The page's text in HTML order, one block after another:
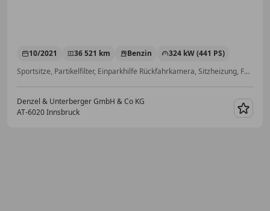
10/2021 36 521 km Benzin
324 kW (441 PS)
Sportsitze, Partikelfilter, Einparkhilfe Rückfahrkamera, Sitzheizung, Fahrerairbag, Apple CarPlay, Soundsystem, Beifahrerairbag
Denzel & Unterberger GmbH & Co KG
AT-6020 Innsbruck